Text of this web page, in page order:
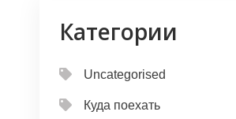
Категории
Uncategorised
Куда поехать